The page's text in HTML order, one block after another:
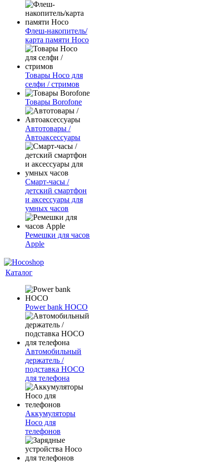
Флеш-накопитель/
карта памяти Hoco
Товары Hoco для
селфи / стримов
Товары Borofone
Автотовары /
Автоаксессуары
Смарт-часы /
детский смартфон
и аксессуары для
умных часов
Ремешки для часов
Apple
Каталог
Power bank HOCO
Автомобильный
держатель /
подставка HOCO
для телефона
Аккумуляторы
Hoco для
телефонов